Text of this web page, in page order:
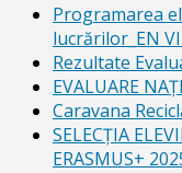
Programarea
lucrărilor_EN
Rezultate
EVALUARE
Caravana
SELECŢIA
ERASMUS+